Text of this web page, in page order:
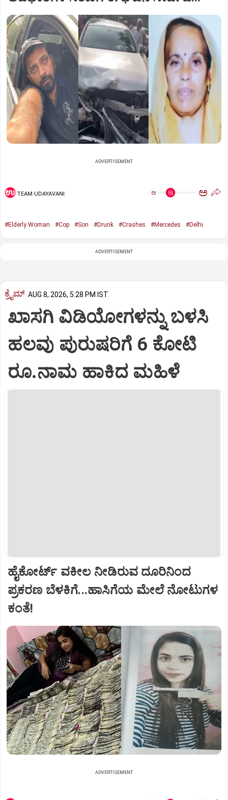
ADVERTISEMENT
TEAM UDAYAVANI ಅ ಅ
#Elderly Woman #Cop #Son #Drunk #Crashes #Mercedes #Delhi
ADVERTISEMENT
ಕ್ರೈಮ್ AUG 8, 2026, 5:28 PM IST
ಖಾಸಗಿ ವಿಡಿಯೋಗಳನ್ನು ಬಳಸಿ
ಹಲವು ಪುರುಷರಿಗೆ 6 ಕೋಟಿ
ರೂ.ನಾಮ ಹಾಕಿದ ಮಹಿಳೆ
ಹೈಕೋರ್ಟ್‌ ವಕೀಲ ನೀಡಿರುವ ದೂರಿನಿಂದ
ಪ್ರಕರಣ ಬೆಳಕಿಗೆ...ಹಾಸಿಗೆಯ ಮೇಲೆ ನೋಟುಗಳ
ಕಂತೆ!
ADVERTISEMENT